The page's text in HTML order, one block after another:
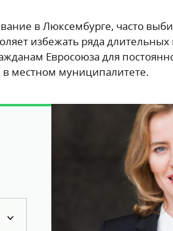
в Люксембурге, часто
избежать ряда
Евросоюза для
в местном муниципалитете.